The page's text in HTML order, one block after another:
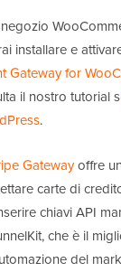
installare e
Gateway for
il nostro tutorial
.
Gatewayoffre
carte di
chiavi API
che è il
del